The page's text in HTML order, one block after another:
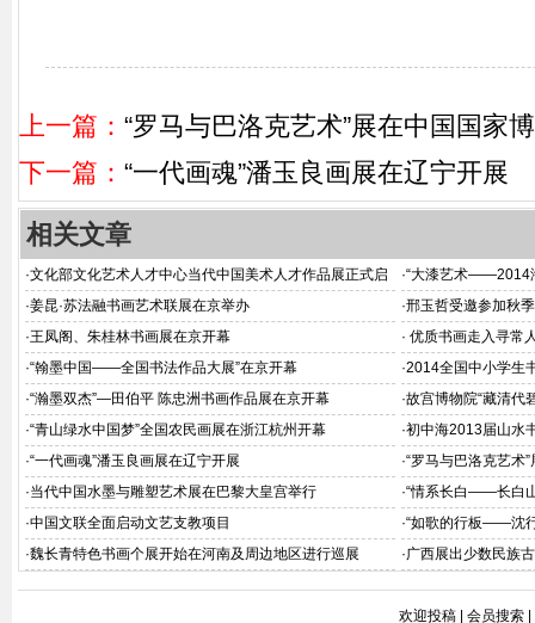
上一篇： “罗马与巴洛克艺术”展在中国国家
下一篇： “一代画魂”潘玉良画展在辽宁开展
相关文章
·文化部文化艺术人才中心当代中国美术人才作品展正式启
动
·“大漆艺术——2014
·姜昆·苏法融书画艺术联展在京举办 ·邢玉哲受邀参加秋
·王凤阁、朱桂林书画展在京开幕 · 优质书画走入寻常
·“翰墨中国——全国书法作品大展”在京开幕 ·2014全国中小学生
·“瀚墨双杰”—田伯平 陈忠洲书画作品展在京开幕 ·故宫博物院“藏清代
·“青山绿水中国梦”全国农民画展在浙江杭州开幕 ·初中海2013届山水
·“一代画魂”潘玉良画展在辽宁开展 ·“罗马与巴洛克艺术
·当代中国水墨与雕塑艺术展在巴黎大皇宫举行 ·“情系长白——长白
席
·中国文联全面启动文艺支教项目 ·“如歌的行板——沈
幕
·魏长青特色书画个展开始在河南及周边地区进行巡展 ·广西展出少数民族
欢迎投稿 会员搜索